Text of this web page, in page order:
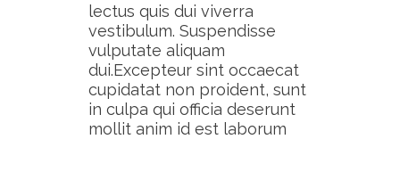
lectus quis dui viverra
vestibulum. Suspendisse
vulputate aliquam
dui.Excepteur sint occaecat
cupidatat non proident, sunt
in culpa qui officia deserunt
mollit anim id est laborum